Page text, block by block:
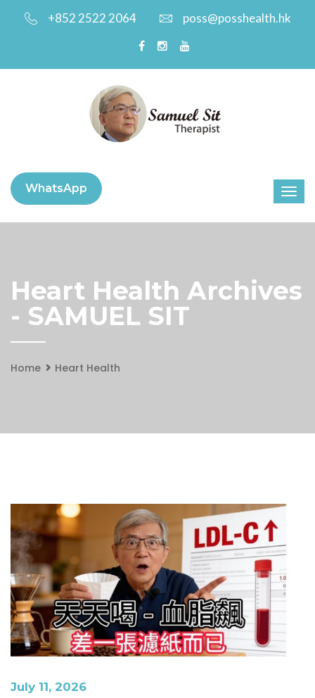
+852 2522 2064 poss@posshealth.hk
WhatsApp
Heart Health Archives
- SAMUEL SIT
Home Heart Health
July 11, 2026